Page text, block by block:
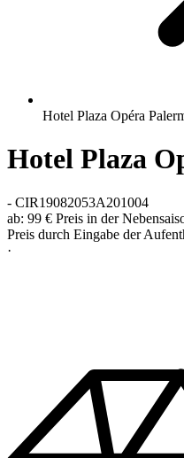
Hotel Plaza Opéra
Hotel Plaza
- CIR19082053A201004
ab: 99 € Preis in der
Preis durch Eingabe der
·